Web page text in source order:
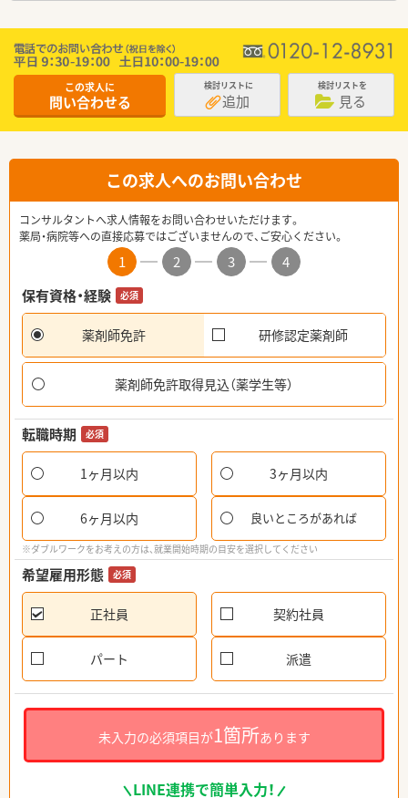
この求人に
問い合わせる
検討リストに
追加
検討リストを
見る
この求人へのお問い合わせ
コンサルタントへ求人情報をお問い合わせいただけます。
薬局・病院等への直接応募ではございませんので、ご安心ください。
1 2 3
4
保有資格・経験
必須
薬剤師免許 研修認定薬剤師
薬剤師免許取得見込（薬学生等）
転職時期 必須
1ヶ月以内 3ヶ月以内
6ヶ月以内 良いところがあれば
※ダブルワークをお考えの方は、就業開始時期の目安を選択してください
希望雇用形態 必須
正社員 契約社員
パート 派遣
未入力の必須項目が1箇所あります
LINE連携で簡単入力！